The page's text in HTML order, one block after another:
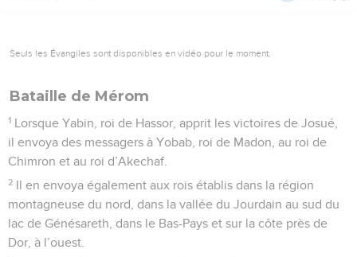
Seuls les Évangiles sont disponibles en vidéo pour le moment.
Bataille de Mérom
1 Lorsque Yabin, roi de Hassor, apprit les victoires de Josué,
il envoya des messagers à Yobab, roi de Madon, au roi de
Chimron et au roi d’Akechaf.
2 Il en envoya également aux rois établis dans la région
montagneuse du nord, dans la vallée du Jourdain au sud du
lac de Génésareth, dans le Bas-Pays et sur la côte près de
Dor, à l’ouest.